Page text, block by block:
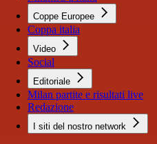
Coppe Europee
Coppa italia
Video
Social
Editoriale
Milan partite e risultati live
Redazione
I siti del nostro network